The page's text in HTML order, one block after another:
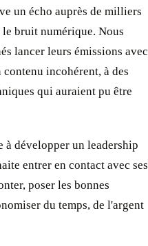
un écho auprès de milliers
bruit numérique. Nous
lancer leurs émissions avec
incohérent, à des
qui auraient pu être
à développer un leadership
entrer en contact avec ses
poser les bonnes
du temps, de l'argent